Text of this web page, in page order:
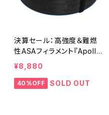
決算セール：高強度＆難燃
性ASAフィラメント『Apollo
X Flame Retardant』
¥8,880
40%OFF SOLD OUT